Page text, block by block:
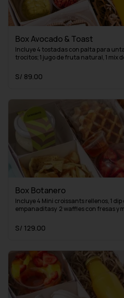
Box Avocado & Toast
Incluye 4 tostadas con palta para
trocitos; 1 jugo de fruta natural, 1 mix
caliente y obtener un delicioso café
S/ 89.00
Box Botanero
Incluye 4 Mini croissants rellenos, 1
empanaditasy  2 waffles con fresas y
S/ 129.00